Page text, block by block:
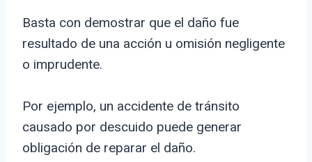
Basta con demostrar que el daño fue
resultado de una acción u omisión negligente
o imprudente.
Por ejemplo, un accidente de tránsito
causado por descuido puede generar
obligación de reparar el daño.